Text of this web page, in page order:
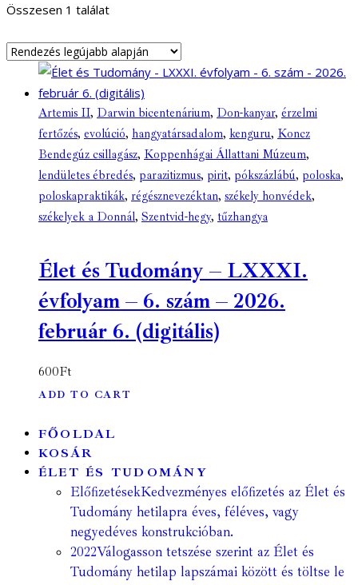
Összesen 1 találat
Artemis II, Darwin bicentenárium, Don-kanyar, érzelmi
fertőzés, evolúció, hangyatársadalom, kenguru, Koncz
Bendegúz csillagász, Koppenhágai Állattani Múzeum,
lendületes ébredés, parazitizmus, pirit, pókszázlábú, poloska,
poloskapraktikák, régésznevezéktan, székely honvédek,
székelyek a Donnál, Szentvid-hegy, tűzhangya
Élet és Tudomány – LXXXI.
évfolyam – 6. szám – 2026.
február 6. (digitális)
600Ft
ADD TO CART
FŐOLDAL
KOSÁR
ÉLET ÉS TUDOMÁNY
ElőfizetésekKedvezményes előfizetés az Élet és
Tudomány hetilapra éves, féléves, vagy
negyedéves konstrukcióban.
2022Válogasson tetszése szerint az Élet és
Tudomány hetilap lapszámai között és töltse le